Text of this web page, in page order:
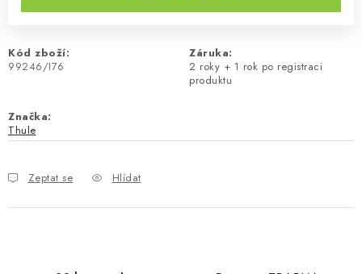
Kód zboží:
99246/I76
Záruka:
2 roky + 1 rok po registraci
produktu
Značka:
Thule
Zeptat se Hlídat